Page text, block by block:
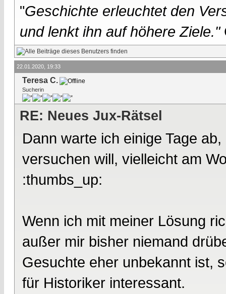
"Geschichte erleuchtet den
und lenkt ihn auf höhere Ziele."
22.01.2020, 19:33
Teresa C.
Sucherin
RE: Neues Jux-Rätsel
Dann warte ich einige Tage
versuchen will, vielleicht am
:thumbs_up:
Wenn ich mit meiner Lösung
außer mir bisher niemand
Gesuchte eher unbekannt ist,
für Historiker interessant.